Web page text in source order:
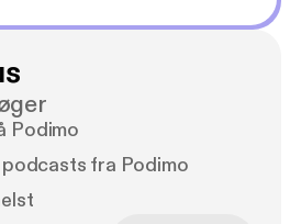
Podimo
podcasts fra Podimo